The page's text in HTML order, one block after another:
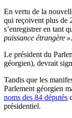
En vertu de la
qui reçoivent plus de
s’enregistrer en tant
puissance étrangère ».
Le président du
géorgien), devrait
Tandis que les
Parlement géorgien
noms des 84 députés
présidentiel.